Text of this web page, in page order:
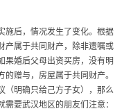
施后，情况发生了变化。根据
产属于共同财产，除非遗嘱或
果婚后父母出资买房，没有明
赠与，房屋属于共同财产。
（明确只给己方子女），那么
要武汉地区的朋友们注意：